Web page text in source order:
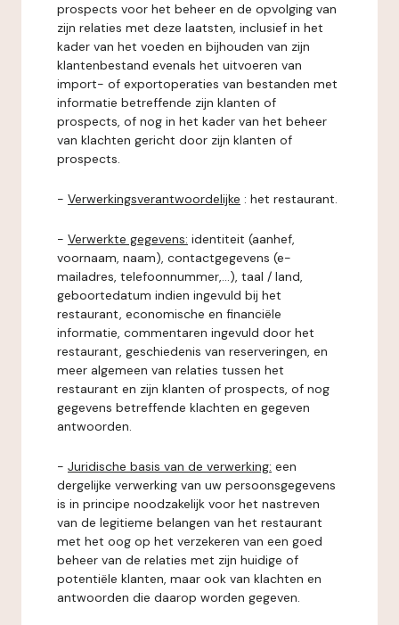
prospects voor het beheer en de opvolging van
zijn relaties met deze laatsten, inclusief in het
kader van het voeden en bijhouden van zijn
klantenbestand evenals het uitvoeren van
import- of exportoperaties van bestanden met
informatie betreffende zijn klanten of
prospects, of nog in het kader van het beheer
van klachten gericht door zijn klanten of
prospects.
- Verwerkingsverantwoordelijke : het restaurant.
- Verwerkte gegevens: identiteit (aanhef,
voornaam, naam), contactgegevens (e-
mailadres, telefoonnummer,...), taal / land,
geboortedatum indien ingevuld bij het
restaurant, economische en financiële
informatie, commentaren ingevuld door het
restaurant, geschiedenis van reserveringen, en
meer algemeen van relaties tussen het
restaurant en zijn klanten of prospects, of nog
gegevens betreffende klachten en gegeven
antwoorden.
- Juridische basis van de verwerking: een
dergelijke verwerking van uw persoonsgegevens
is in principe noodzakelijk voor het nastreven
van de legitieme belangen van het restaurant
met het oog op het verzekeren van een goed
beheer van de relaties met zijn huidige of
potentiële klanten, maar ook van klachten en
antwoorden die daarop worden gegeven.